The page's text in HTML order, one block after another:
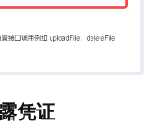
凭证